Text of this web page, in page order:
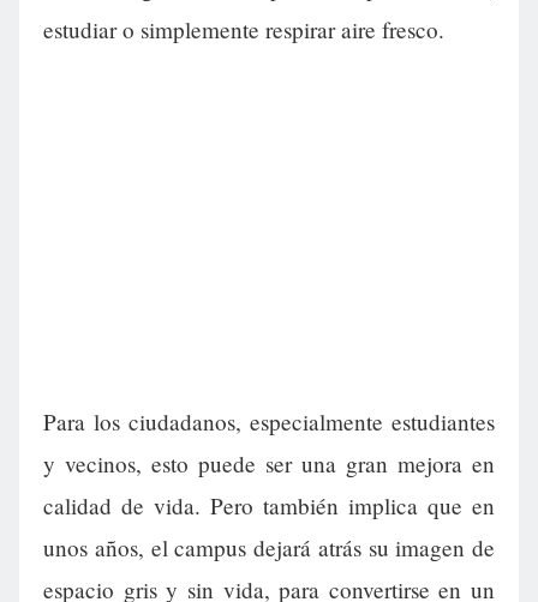
estudiar o simplemente respirar aire fresco.
Para los ciudadanos, especialmente estudiantes
y vecinos, esto puede ser una gran mejora en
calidad de vida. Pero también implica que en
unos años, el campus dejará atrás su imagen de
espacio gris y sin vida, para convertirse en un